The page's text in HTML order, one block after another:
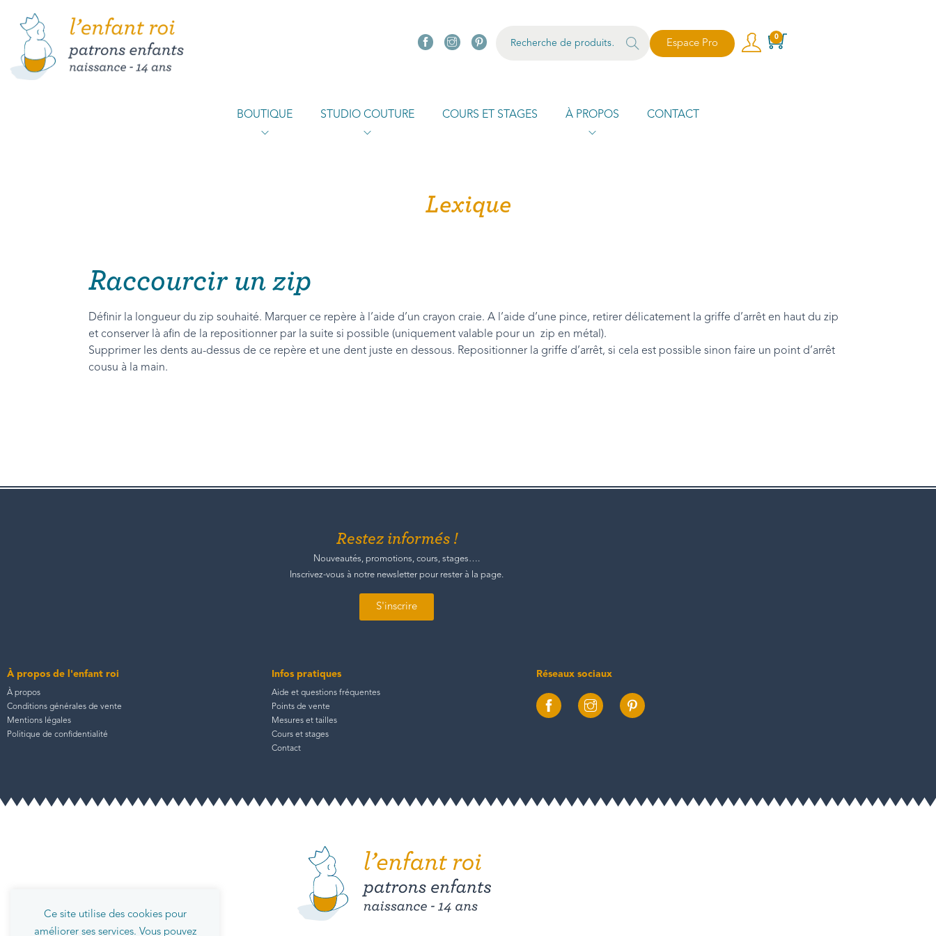
Recher
Espace Pro
0
BOUTIQUE STUDIO COUTURE COURS ET STAGES À PROPOS CONTACT
Lexique
Raccourcir un zip
Définir la longueur du zip souhaité. Marquer ce repère à l’aide d’un crayon craie. A l’aide d’une pince, retirer délicatement la griffe d’arrêt en haut du zip
et conserver là afin de la repositionner par la suite si possible (uniquement valable pour un zip en métal).
Supprimer les dents au-dessus de ce repère et une dent juste en dessous. Repositionner la griffe d’arrêt, si cela est possible sinon faire un point d’arrêt
cousu à la main.
Restez informés !
Nouveautés, promotions, cours, stages….
Inscrivez-vous à notre newsletter pour rester à la page.
S'inscrire
À propos de l'enfant roi
À propos
Conditions générales de vente
Mentions légales
Politique de confidentialité
Infos pratiques
Aide et questions fréquentes
Points de vente
Mesures et tailles
Cours et stages
Contact
Réseaux sociaux
Ce site utilise des cookies pour
améliorer ses services. Vous pouvez